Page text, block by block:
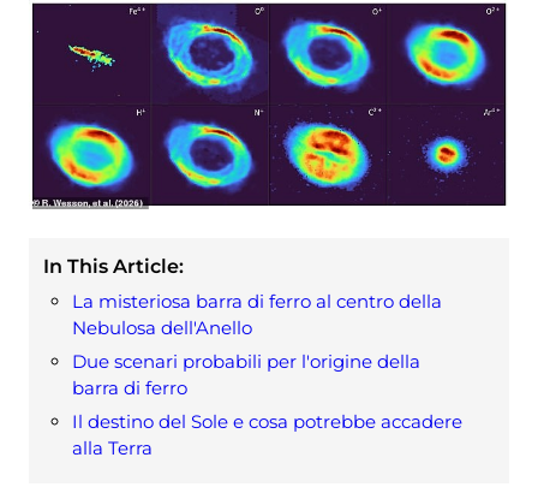
In This Article:
La misteriosa barra di ferro al centro della
Nebulosa dell'Anello
Due scenari probabili per l'origine della
barra di ferro
Il destino del Sole e cosa potrebbe accadere
alla Terra